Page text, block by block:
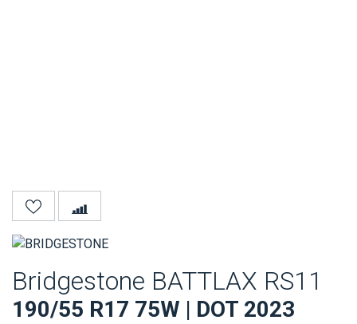
Bridgestone BATTLAX RS11
190/55 R17 75W | DOT 2023